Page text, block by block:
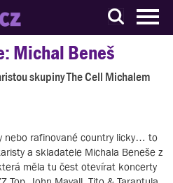
Michal Beneš
skupiny The Cell Michalem
nebo rafinované country licky… to
a skladatele Michala Beneše z
měla tu čest otevírat koncerty